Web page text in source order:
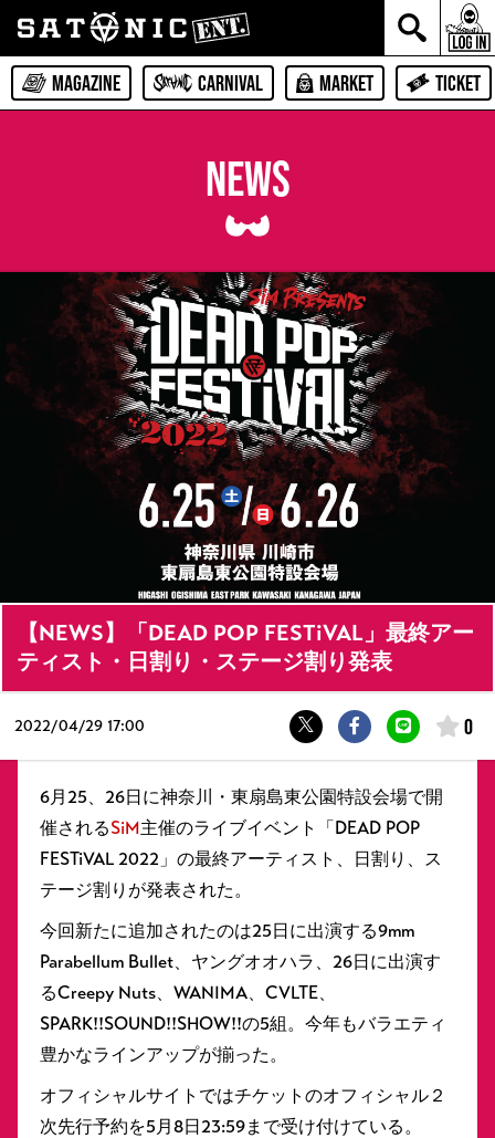
MAGAZINE CARNIVAL MARKET TICKET
NEWS
【NEWS】「DEAD POP FESTiVAL」最終アー
ティスト・日割り・ステージ割り発表
2022/04/29 17:00 0
6月25、26日に神奈川・東扇島東公園特設会場で開
催されるSiM主催のライブイベント「DEAD POP
FESTiVAL 2022」の最終アーティスト、日割り、ス
テージ割りが発表された。
今回新たに追加されたのは25日に出演する9mm
Parabellum Bullet、ヤングオオハラ、26日に出演す
るCreepy Nuts、WANIMA、CVLTE、
SPARK!!SOUND!!SHOW!!の5組。今年もバラエティ
豊かなラインアップが揃った。
オフィシャルサイトではチケットのオフィシャル２
次先行予約を5月8日23:59まで受け付けている。